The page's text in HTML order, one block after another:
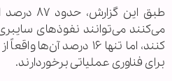
طبق این
کنند، اما تنها ۱۶ درصد
برای فناوری عملیاتی برخوردارند.